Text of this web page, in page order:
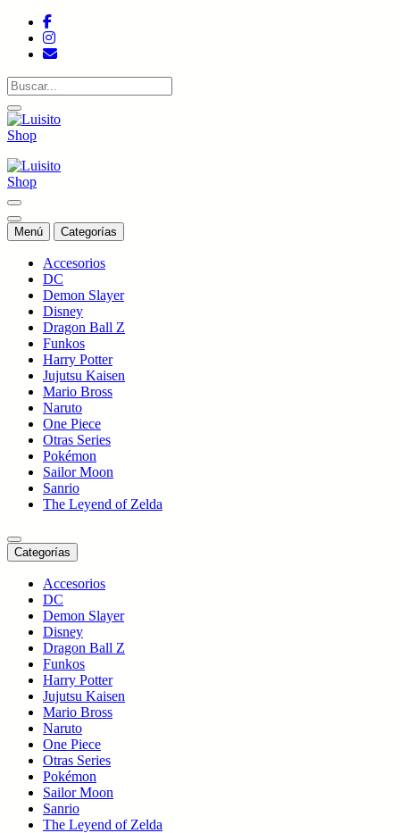
Saltar
contenido
Tienda de colecciones
Menú Categorías
Accesorios
DC
Demon Slayer
Disney
Dragon Ball Z
Funkos
Harry Potter
Jujutsu Kaisen
Mario Bross
Naruto
One Piece
Otras Series
Pokémon
Sailor Moon
Sanrio
The Leyend of Zelda
Categorías
Accesorios
DC
Demon Slayer
Disney
Dragon Ball Z
Funkos
Harry Potter
Jujutsu Kaisen
Mario Bross
Naruto
One Piece
Otras Series
Pokémon
Sailor Moon
Sanrio
The Leyend of Zelda